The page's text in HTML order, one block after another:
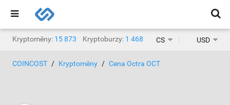
Kryptoměny: 15 873 Kryptoburzy: 1 468 CS USD
COINCOST Kryptoměny Cena Octra OCT